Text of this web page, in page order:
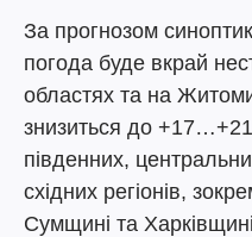
За прогнозом
погода буде вкрай
областях та на
знизиться до
південних,
східних регіонів,
Сумщині та